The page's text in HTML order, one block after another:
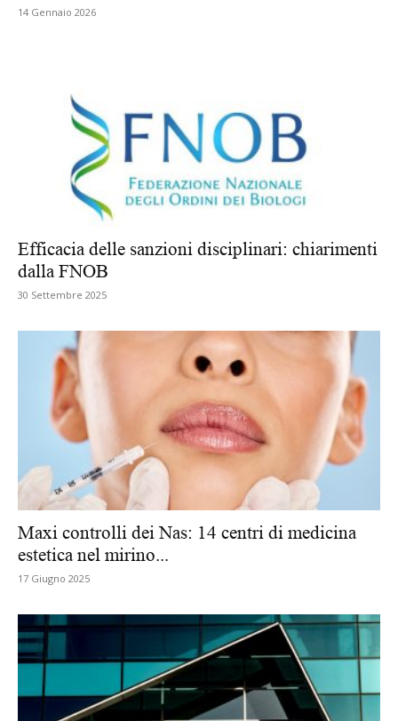
14 Gennaio 2026
Efficacia delle sanzioni disciplinari: chiarimenti
dalla FNOB
30 Settembre 2025
Maxi controlli dei Nas: 14 centri di medicina
estetica nel mirino...
17 Giugno 2025